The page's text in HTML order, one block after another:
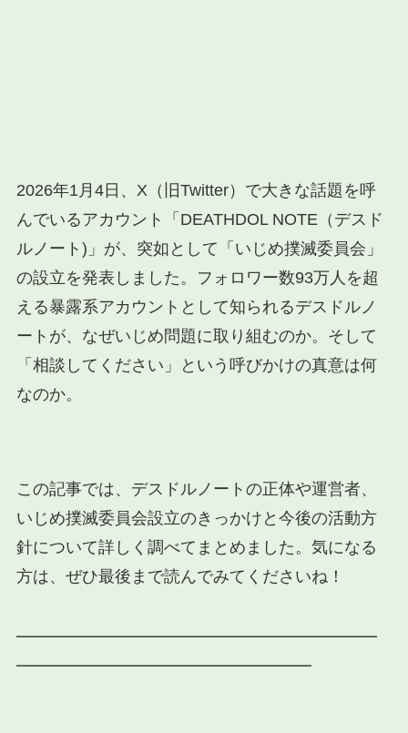
2026年1月4日、X（旧Twitter）で大きな話題を呼
んでいるアカウント「DEATHDOL NOTE（デスド
ルノート)」が、突如として「いじめ撲滅委員会」
の設立を発表しました。フォロワー数93万人を超
える暴露系アカウントとして知られるデスドルノ
ートが、なぜいじめ問題に取り組むのか。そして
「相談してください」という呼びかけの真意は何
なのか。
この記事では、デスドルノートの正体や運営者、
いじめ撲滅委員会設立のきっかけと今後の活動方
針について詳しく調べてまとめました。気になる
方は、ぜひ最後まで読んでみてくださいね！
━━━━━━━━━━━━━━━━━━━━━━
━━━━━━━━━━━━━━━━━━